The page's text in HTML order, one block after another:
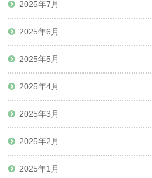
2025年7月
2025年6月
2025年5月
2025年4月
2025年3月
2025年2月
2025年1月